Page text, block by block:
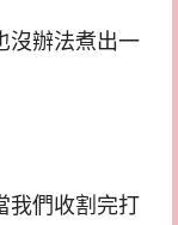
沒辦法煮出一
我們收割完打